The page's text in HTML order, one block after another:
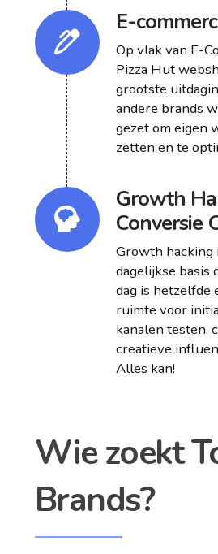
E-
Op vlak van E-
Pizza Hut
grootste
andere brands
gezet om eigen
zetten en te
Growth
Conversie
Growth hacking
dagelijkse basis
dag is hetzelfde
ruimte voor
kanalen testen,
creatieve
Alles kan!
Wie zoekt
Brands?